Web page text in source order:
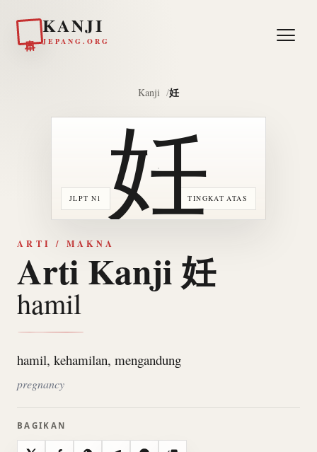
KANJI
JEPANG.ORG
Kanji 妊
JLPT N1 TINGKAT ATAS
妊
ARTI / MAKNA
Arti Kanji 妊
hamil
hamil, kehamilan, mengandung
pregnancy
BAGIKAN